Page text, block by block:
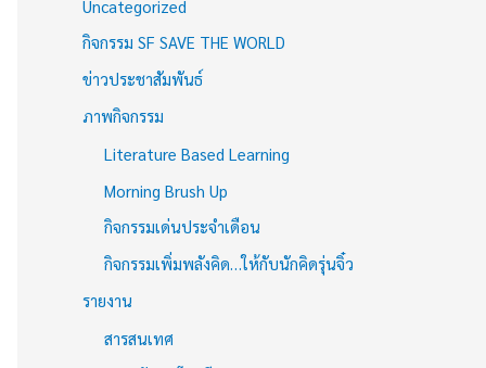
Uncategorized
กิจกรรม SF SAVE THE WORLD
ข่าวประชาสัมพันธ์
ภาพกิจกรรม
Literature Based Learning
Morning Brush Up
กิจกรรมเด่นประจำเดือน
กิจกรรมเพิ่มพลังคิด…ให้กับนักคิดรุ่นจิ๋ว
รายงาน
สารสนเทศ